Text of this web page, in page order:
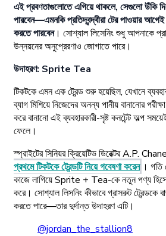
এই প্রবণতাগুলোতে এগিয়ে থাকলে, সেগুলো উঁকি
পারবেন—এমনকি প্রতিদ্বন্দ্বীরা টের পাওয়ার
করতে পারবেন। সোশ্যাল লিসেনিং শুধু আপনাকে
উন্নয়নের অনুপ্রেরণাও জোগাতে পারে।
উদাহরণ: Sprite Tea
টিকটকে এমন এক ট্রেন্ড শুরু হয়েছিল, যেখানে
ব্যাগ মিশিয়ে নিজেদের অনন্য পানীয় বানানোর
করে বানানো এই ব্যবহারকারী-সৃষ্ট কনটেন্ট অল্প
ফেলে।
স্প্রাইটের সিনিয়র ক্রিয়েটিভ ডিরেক্টর A.P.
প্রথমে টিকটকে ট্রেন্ডটি নিয়ে গবেষণা করেন । গতি
কাজে লাগিয়ে Sprite + Tea-কে নতুন পণ্য
করে। সোশ্যাল লিসনিং কীভাবে গ্রাসরুট
করতে পারে—তার দুর্দান্ত উদাহরণ এটি।
@jordan_the_stallion8